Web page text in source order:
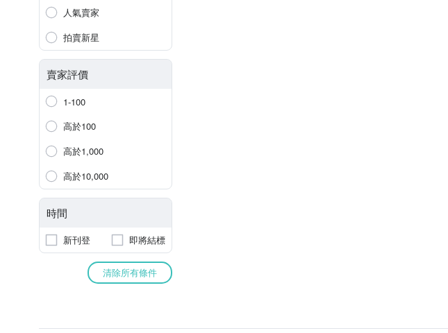
人氣賣家
拍賣新星
賣家評價
1-100
高於100
高於1,000
高於10,000
時間
新刊登 即將結標
清除所有條件